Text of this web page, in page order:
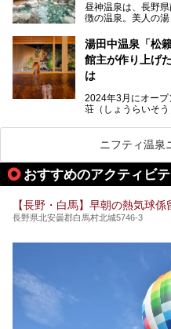
昼神温泉は、長野
徴の温泉。美人の
昼神温泉では、朝
きを楽しめるグル
りの場所が豊富に
この記事では、昼
帰り温泉、見どこ
クセス方法も順に紹
湯田中温泉「松
館主が作り上げ
は
2024年3月にオー
荘（しょうらいそ
ライベートに楽し
道向かいの「よろ
「湯田中大湯」も
極上のお湯に浸り
い湯田中温泉「松
ニフティ温泉
おすすめのアクティビ
【長野・白馬】早朝の熱気球係
長野県北安曇郡白馬村北城5746-3